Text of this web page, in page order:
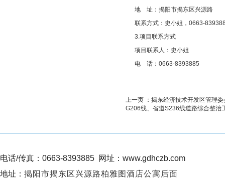
地 址：揭阳市
联系方式：史小姐
3.项目联系方式
项目联系人：史小姐
电 话：0663-8393885
上一页 ： 揭东经济技术开发区管理
G206线、省道S236线道路综合整治
电话/传真：0663-8393885 网址：www.gdhczb.com
地址： 揭阳市揭东区兴源路柏雅图酒店公寓后面